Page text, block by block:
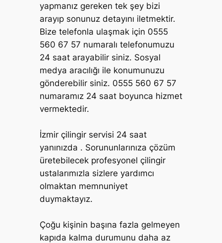
yapmanız gereken tek şey bizi
arayıp sonunuz detayını iletmektir.
Bize telefonla ulaşmak için 0555
560 67 57 numaralı telefonumuzu
24 saat arayabilir siniz. Sosyal
medya aracılığı ile konumunuzu
gönderebilir siniz. 0555 560 67 57
numaramız 24 saat boyunca hizmet
vermektedir.
İzmir çilingir servisi 24 saat
yanınızda . Sorununlarınıza çözüm
üretebilecek profesyonel çilingir
ustalarımızla sizlere yardımcı
olmaktan memnuniyet
duymaktayız.
Çoğu kişinin başına fazla gelmeyen
kapıda kalma durumunu daha az